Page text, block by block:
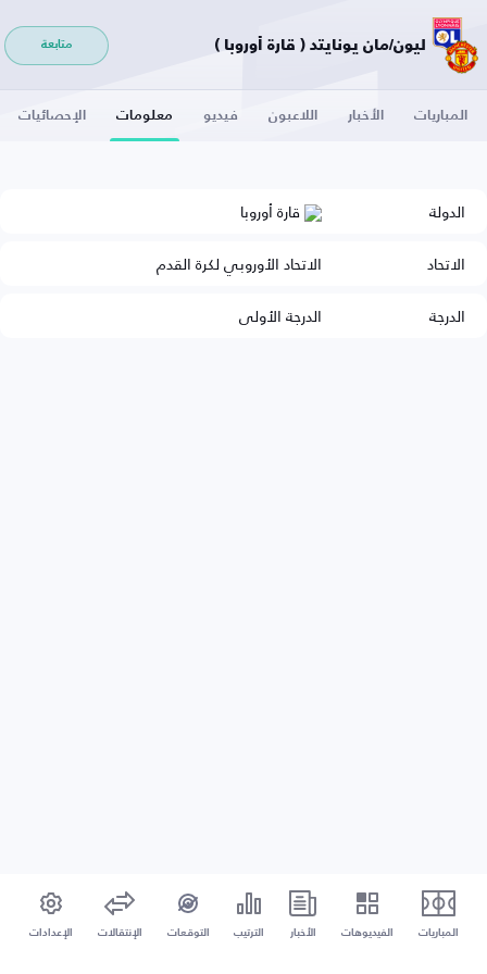
ليون/مان يونايتد ( قارة أوروبا ) متابعة
المباريات الأخبار اللاعبون فيديو معلومات الإحصائيات
الدولة
قارة أوروبا
الاتحاد
الاتحاد الأوروبي لكرة القدم
الدرجة
الدرجة الأولى
المباريات الفيديوهات الأخبار الترتيب التوقعات الإنتقالات الإعدادات